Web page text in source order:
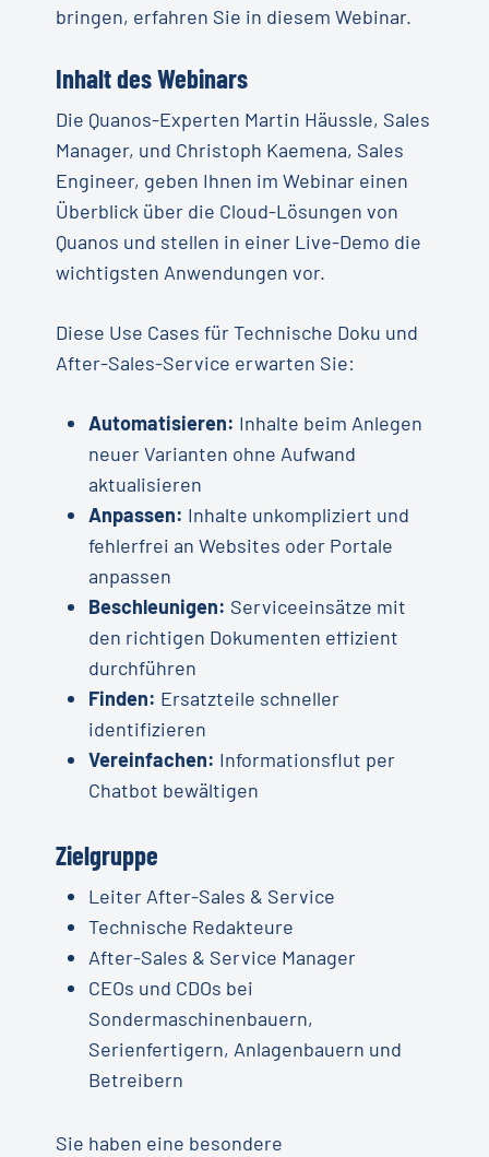
bringen, erfahren Sie in diesem Webinar.
Inhalt des Webinars
Die Quanos-Experten Martin Häussle, Sales
Manager, und Christoph Kaemena, Sales
Engineer, geben Ihnen im Webinar einen
Überblick über die Cloud-Lösungen von
Quanos und stellen in einer Live-Demo die
wichtigsten Anwendungen vor.
Diese Use Cases für Technische Doku und
After-Sales-Service erwarten Sie:
Automatisieren: Inhalte beim Anlegen
neuer Varianten ohne Aufwand
aktualisieren
Anpassen: Inhalte unkompliziert und
fehlerfrei an Websites oder Portale
anpassen
Beschleunigen: Serviceeinsätze mit
den richtigen Dokumenten effizient
durchführen
Finden: Ersatzteile schneller
identifizieren
Vereinfachen: Informationsflut per
Chatbot bewältigen
Zielgruppe
Leiter After-Sales & Service
Technische Redakteure
After-Sales & Service Manager
CEOs und CDOs bei
Sondermaschinenbauern,
Serienfertigern, Anlagenbauern und
Betreibern
Sie haben eine besondere